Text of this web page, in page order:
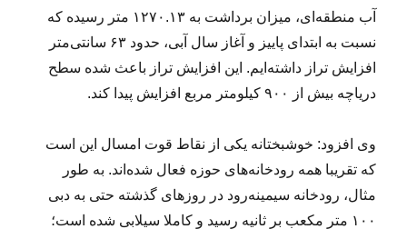
آب منطقه‌ای، میزان برداشت به ۱۲۷۰.۱۳ متر رسیده که
نسبت به ابتدای پاییز و آغاز سال آبی، حدود ۶۳ سانتی‌متر
افزایش تراز داشته‌ایم. این افزایش تراز باعث شده سطح
دریاچه بیش از ۹۰۰ کیلومتر مربع افزایش پیدا کند.
وی افزود: خوشبختانه یکی از نقاط قوت امسال این است
که تقریبا همه رودخانه‌های حوزه فعال شده‌اند. به طور
مثال، رودخانه سیمینه‌رود در روزهای گذشته حتی به دبی
۱۰۰ متر مکعب بر ثانیه رسید و کاملا سیلابی شده است؛